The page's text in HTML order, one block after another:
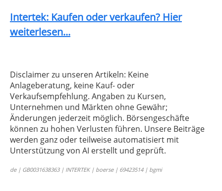
Intertek: Kaufen oder verkaufen? Hier
weiterlesen...
Disclaimer zu unseren Artikeln: Keine
Anlageberatung, keine Kauf- oder
Verkaufsempfehlung. Angaben zu Kursen,
Unternehmen und Märkten ohne Gewähr;
Änderungen jederzeit möglich. Börsengeschäfte
können zu hohen Verlusten führen. Unsere Beiträge
werden ganz oder teilweise automatisiert mit
Unterstützung von AI erstellt und geprüft.
de | GB0031638363 | INTERTEK | boerse | 69423514 | bgmi